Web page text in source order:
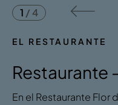
EL RESTAURANTE
Restaurante
En el Restaurante Flor
1 /4